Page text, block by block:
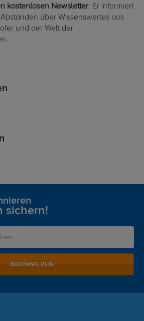
kostenlosen Newsletter. Er informiert
über Wissenswertes aus
und der Welt der
sichern!
ABONNIEREN